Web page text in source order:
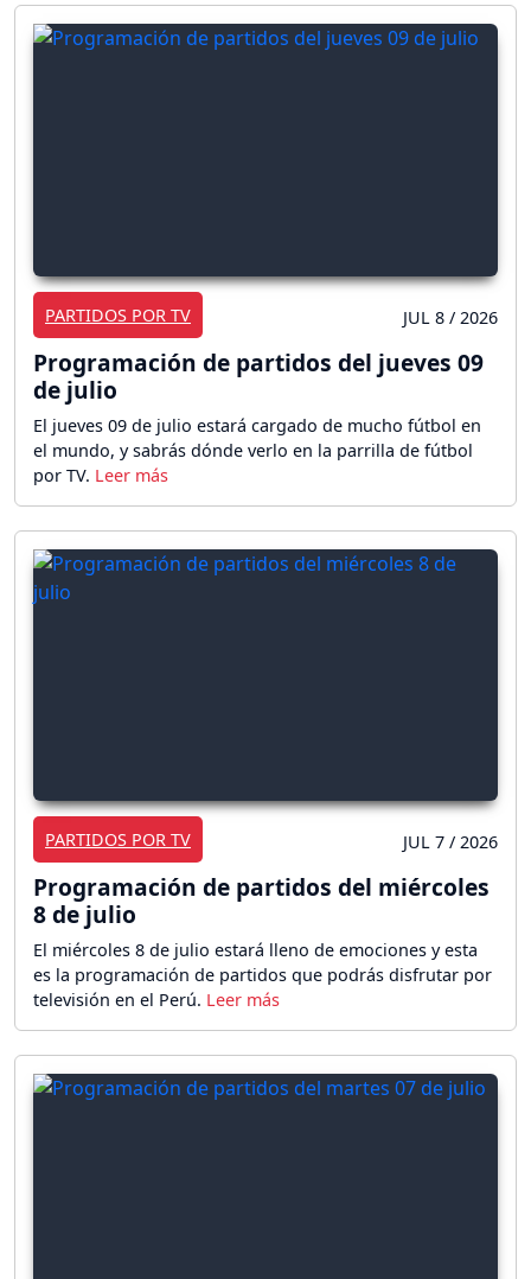
PARTIDOS POR TV JUL 8 / 2026
Programación de partidos del jueves 09
de julio
El jueves 09 de julio estará cargado de mucho fútbol en
el mundo, y sabrás dónde verlo en la parrilla de fútbol
por TV.
PARTIDOS POR TV JUL 7 / 2026
Programación de partidos del miércoles
8 de julio
El miércoles 8 de julio estará lleno de emociones y esta
es la programación de partidos que podrás disfrutar por
televisión en el Perú.